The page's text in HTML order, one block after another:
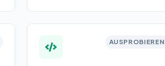
AUSPROBIEREN